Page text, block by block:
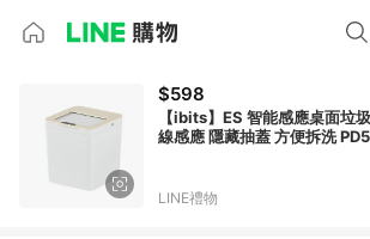
$598
【ibits】ES 智能感應桌面垃
線感應 隱藏抽蓋 方便拆洗
LINE禮物